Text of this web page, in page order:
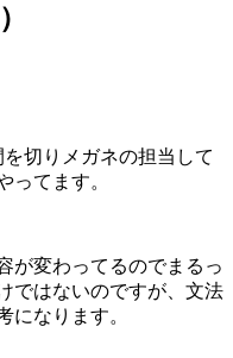
切りメガネの担当して
ってます。
が変わってるのでまるっ
ではないのですが、文法
になります。